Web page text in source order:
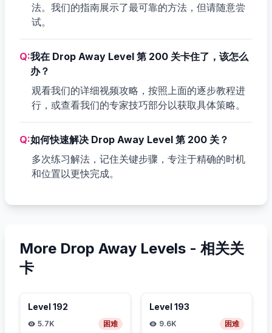
法。我们的指南展示了最可靠的方法，但请随意尝
试。
Q:我在 Drop Away Level 第 200 关卡住了，该怎么
办？
观看我们的详细视频攻略，按照上面的逐步教程进
行，或查看我们的专家技巧部分以获取具体策略。
Q:如何快速解决 Drop Away Level 第 200 关？
多次练习解法，记住关键步骤，专注于精确的时机
和位置以更快完成。
More Drop Away Levels - 相关关
卡
Level 192
5.7K 困难
Level 193
9.6K 困难